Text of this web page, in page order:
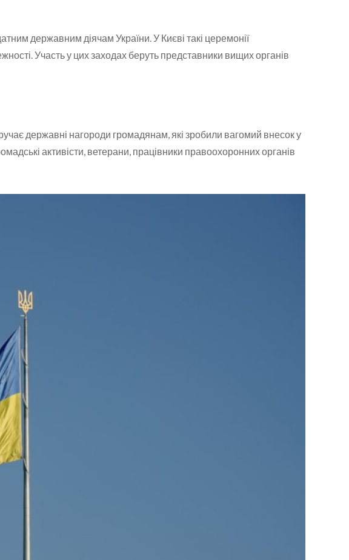
державним діячам України. У Києві такі церемонії
Участь у цих заходах беруть представники вищих органів
державні нагороди громадянам, які зробили вагомий внесок у
активісти, ветерани, працівники правоохоронних органів